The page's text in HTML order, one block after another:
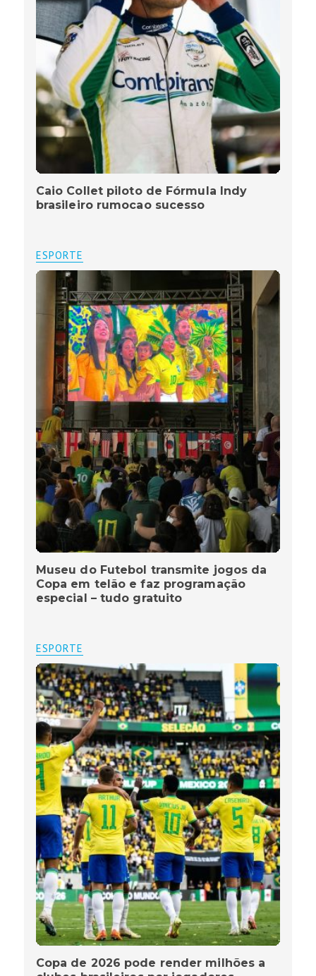
Caio Collet piloto de Fórmula Indy
brasileiro rumocao sucesso
ESPORTE
Museu do Futebol transmite jogos da
Copa em telão e faz programação
especial – tudo gratuito
ESPORTE
Copa de 2026 pode render milhões a